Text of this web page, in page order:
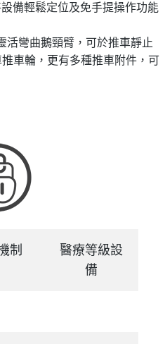
備輕鬆定位及免手提操作功能
活彎曲鵝頸臂，可於推車靜止
車輪，更有多種推車附件，可
制
醫療等級設
備